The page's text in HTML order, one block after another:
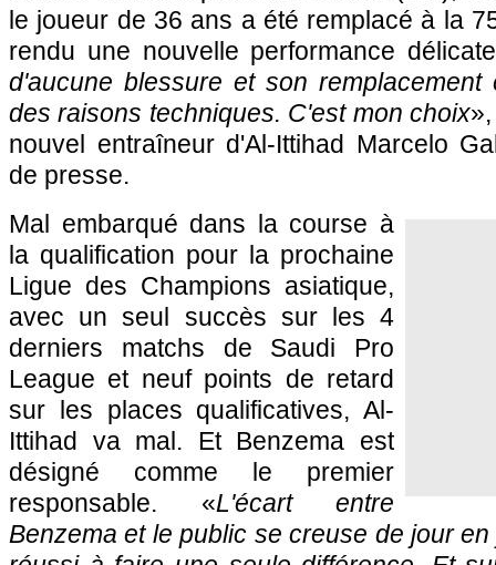
le joueur de 36 ans a été remplacé à la
rendu une nouvelle performance
d'aucune blessure et son
des raisons techniques. C'est mon choix
nouvel entraîneur d'Al-Ittihad Marcelo
de presse.
Mal embarqué dans la course à
la qualification pour la prochaine
Ligue des Champions asiatique,
avec un seul succès sur les 4
derniers matchs de Saudi Pro
League et neuf points de retard
sur les places qualificatives, Al-
Ittihad va mal. Et Benzema est
désigné comme le premier
responsable. «L'écart entre
Benzema et le public se creuse de jour